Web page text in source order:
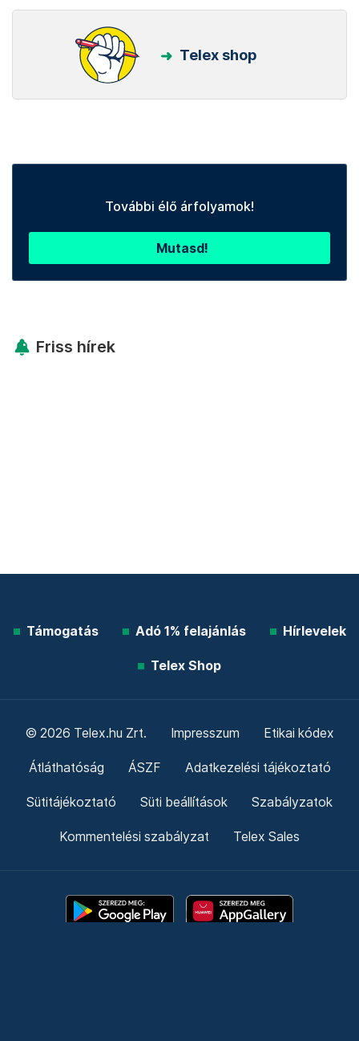
Telex shop
További élő árfolyamok!
Mutasd!
Friss hírek
Támogatás Adó 1% felajánlás Hírlevelek
Telex Shop
© 2026 Telex.hu Zrt. Impresszum Etikai kódex
Átláthatóság ÁSZF Adatkezelési tájékoztató
Sütitájékoztató Süti beállítások Szabályzatok
Kommentelési szabályzat Telex Sales